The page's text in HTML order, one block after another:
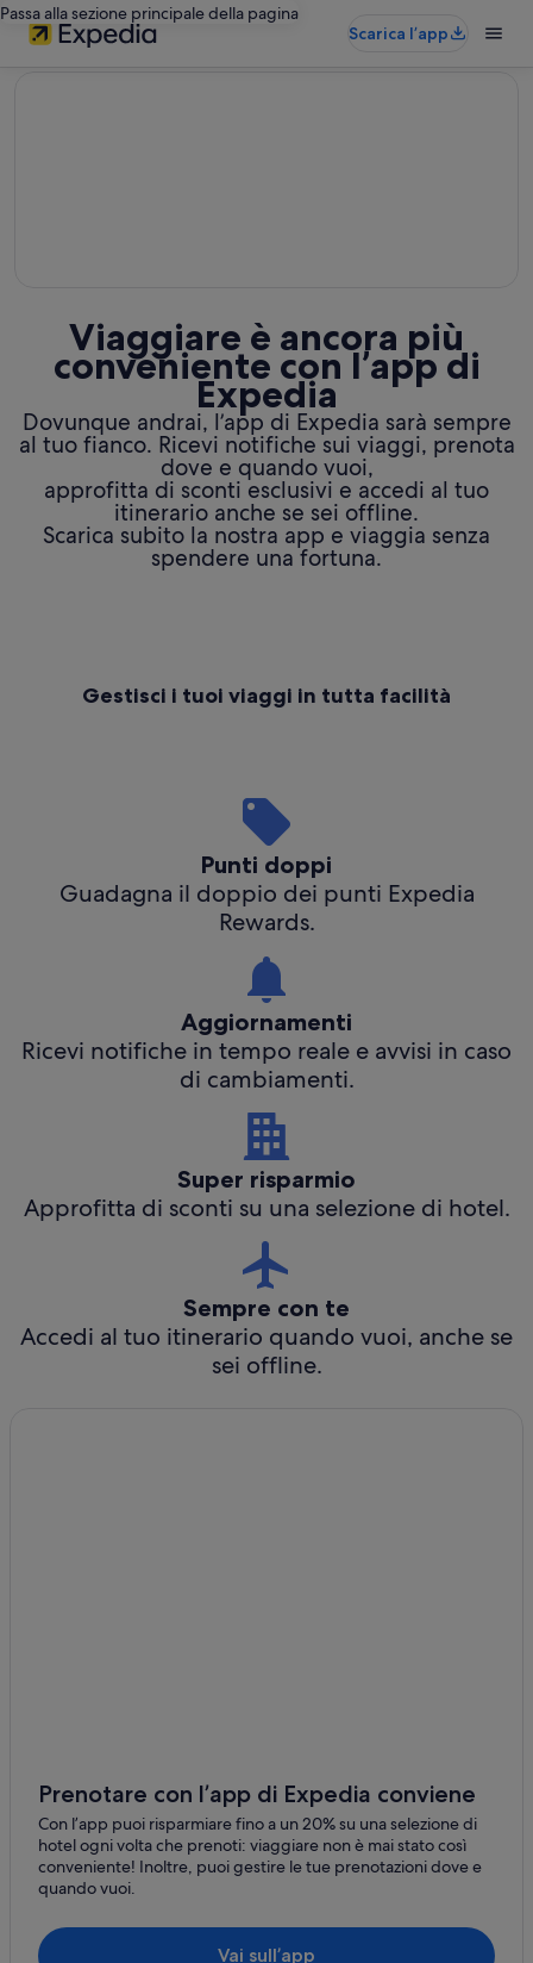
Passa alla sezione principale della pagina
Scarica l’app
Viaggiare è ancora più
conveniente con l’app di
Expedia
Dovunque andrai, l’app di Expedia sarà sempre
al tuo fianco. Ricevi notifiche sui viaggi, prenota
dove e quando vuoi,
approfitta di sconti esclusivi e accedi al tuo
itinerario anche se sei offline.
Scarica subito la nostra app e viaggia senza
spendere una fortuna.
Gestisci i tuoi viaggi in tutta facilità
Punti doppi
Guadagna il doppio dei punti Expedia
Rewards.
Aggiornamenti
Ricevi notifiche in tempo reale e avvisi in caso
di cambiamenti.
Super risparmio
Approfitta di sconti su una selezione di hotel.
Sempre con te
Accedi al tuo itinerario quando vuoi, anche se
sei offline.
Prenotare con l’app di Expedia conviene
Con l’app puoi risparmiare fino a un 20% su una selezione di
hotel ogni volta che prenoti: viaggiare non è mai stato così
conveniente! Inoltre, puoi gestire le tue prenotazioni dove e
quando vuoi.
Vai sull’app